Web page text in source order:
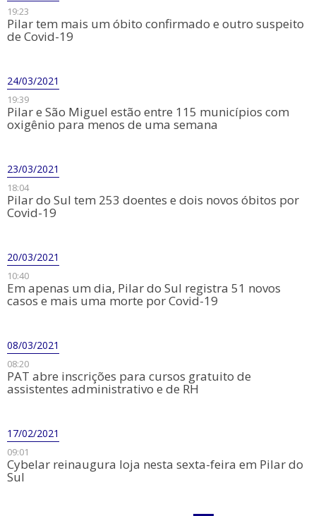
19:23
Pilar tem mais um óbito confirmado e outro suspeito
de Covid-19
24/03/2021
19:39
Pilar e São Miguel estão entre 115 municípios com
oxigênio para menos de uma semana
23/03/2021
18:04
Pilar do Sul tem 253 doentes e dois novos óbitos por
Covid-19
20/03/2021
10:40
Em apenas um dia, Pilar do Sul registra 51 novos
casos e mais uma morte por Covid-19
08/03/2021
08:20
PAT abre inscrições para cursos gratuito de
assistentes administrativo e de RH
17/02/2021
09:01
Cybelar reinaugura loja nesta sexta-feira em Pilar do
Sul